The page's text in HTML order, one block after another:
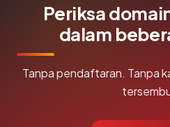
Periksa
dalam
Tanpa pendaftaran. Tanpa